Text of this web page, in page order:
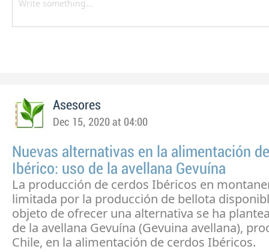
Asesores
Dec 15, 2020 at 04:00
Nuevas alternativas en la alimentación
Ibérico: uso de la avellana Gevuína
La producción de cerdos Ibéricos en
limitada por la producción de bellota
objeto de ofrecer una alternativa se ha
de la avellana Gevuína (Gevuina avellana),
Chile, en la alimentación de cerdos Ibéricos.